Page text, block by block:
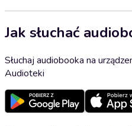
Jak słuchać
Słuchaj audiobooka na
Audioteki